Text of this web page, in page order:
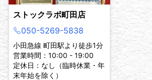
ストックラボ町田店
050-5269-5838
小田急線 町田駅より徒歩1分
営業時間：10:00 - 19:00
定休日：なし（臨時休業・年
末年始を除く）